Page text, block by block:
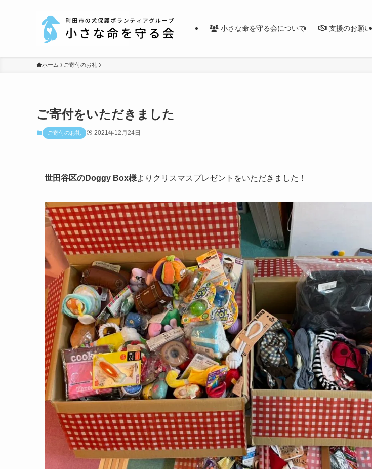
小さな命を守る会について 支援のお願い
ホーム ご寄付のお礼
ご寄付をいただきました
ご寄付のお礼 2021年12月24日
世田谷区のDoggy Box様よりクリスマスプレゼントをいただきました！